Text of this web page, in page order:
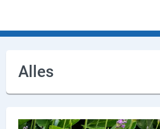
Alles
Dienstleistung
Gesundheit
Stellenanzeigen